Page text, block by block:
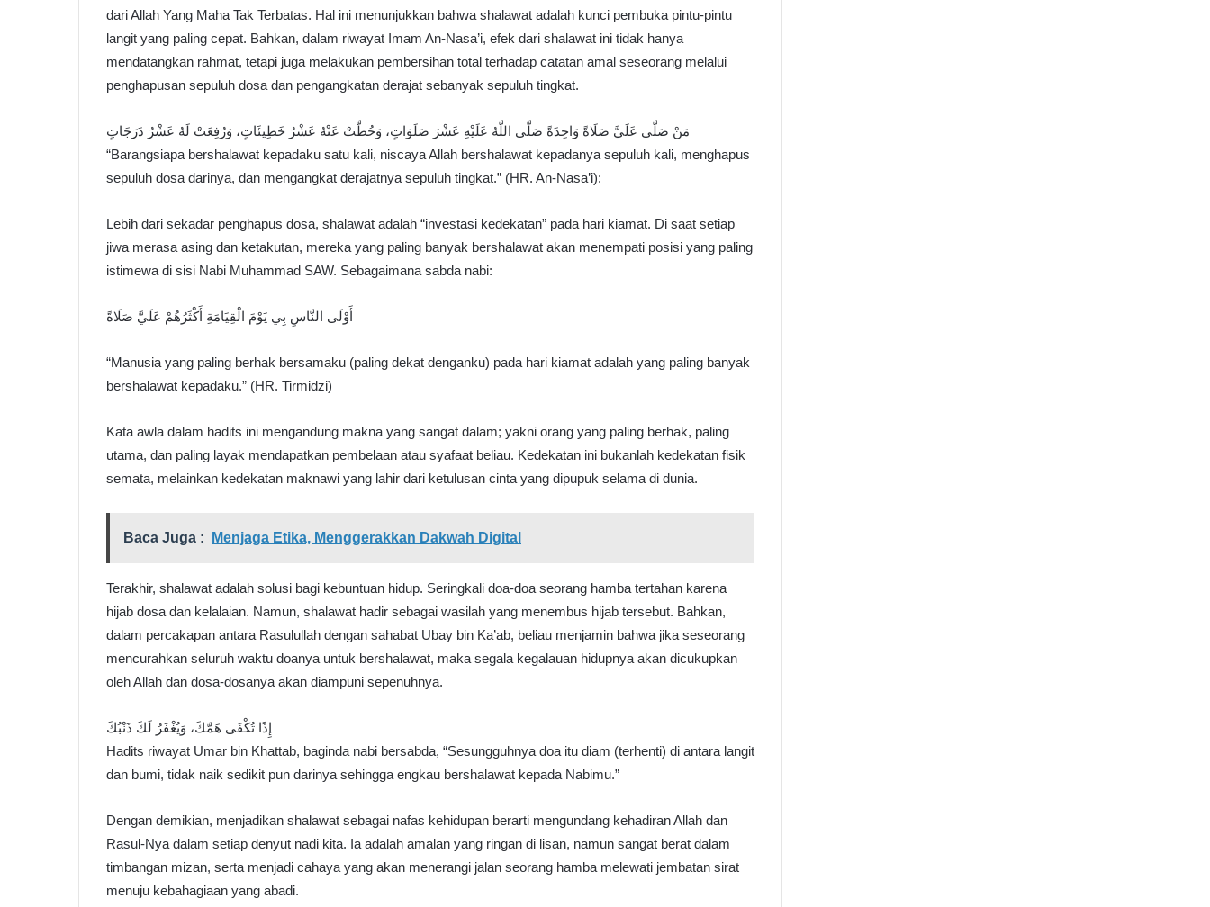
dari Allah Yang Maha Tak Terbatas. Hal ini menunjukkan bahwa shalawat adalah kunci pembuka pintu-pintu
langit yang paling cepat. Bahkan, dalam riwayat Imam An-Nasa’i, efek dari shalawat ini tidak hanya
mendatangkan rahmat, tetapi juga melakukan pembersihan total terhadap catatan amal seseorang melalui
penghapusan sepuluh dosa dan pengangkatan derajat sebanyak sepuluh tingkat.
مَنْ صَلَّى عَلَيَّ صَلَاةً وَاحِدَةً صَلَّى اللَّهُ عَلَيْهِ عَشْرَ صَلَوَاتٍ، وَحُطَّتْ عَنْهُ عَشْرُ خَطِيئَاتٍ، وَرُفِعَتْ لَهُ عَشْرُ دَرَجَاتٍ
“Barangsiapa bershalawat kepadaku satu kali, niscaya Allah bershalawat kepadanya sepuluh kali, menghapus
sepuluh dosa darinya, dan mengangkat derajatnya sepuluh tingkat.” (HR. An-Nasa’i):
Lebih dari sekadar penghapus dosa, shalawat adalah “investasi kedekatan” pada hari kiamat. Di saat setiap
jiwa merasa asing dan ketakutan, mereka yang paling banyak bershalawat akan menempati posisi yang paling
istimewa di sisi Nabi Muhammad SAW. Sebagaimana sabda nabi:
أَوْلَى النَّاسِ بِي يَوْمَ الْقِيَامَةِ أَكْثَرُهُمْ عَلَيَّ صَلَاةً
“Manusia yang paling berhak bersamaku (paling dekat denganku) pada hari kiamat adalah yang paling banyak
bershalawat kepadaku.” (HR. Tirmidzi)
Kata awla dalam hadits ini mengandung makna yang sangat dalam; yakni orang yang paling berhak, paling
utama, dan paling layak mendapatkan pembelaan atau syafaat beliau. Kedekatan ini bukanlah kedekatan fisik
semata, melainkan kedekatan maknawi yang lahir dari ketulusan cinta yang dipupuk selama di dunia.
Baca Juga : Menjaga Etika, Menggerakkan Dakwah Digital
Terakhir, shalawat adalah solusi bagi kebuntuan hidup. Seringkali doa-doa seorang hamba tertahan karena
hijab dosa dan kelalaian. Namun, shalawat hadir sebagai wasilah yang menembus hijab tersebut. Bahkan,
dalam percakapan antara Rasulullah dengan sahabat Ubay bin Ka’ab, beliau menjamin bahwa jika seseorang
mencurahkan seluruh waktu doanya untuk bershalawat, maka segala kegalauan hidupnya akan dicukupkan
oleh Allah dan dosa-dosanya akan diampuni sepenuhnya.
إِذًا تُكْفَى هَمَّكَ، وَيُغْفَرُ لَكَ ذَنْبُكَ
Hadits riwayat Umar bin Khattab, baginda nabi bersabda, “Sesungguhnya doa itu diam (terhenti) di antara langit
dan bumi, tidak naik sedikit pun darinya sehingga engkau bershalawat kepada Nabimu.”
Dengan demikian, menjadikan shalawat sebagai nafas kehidupan berarti mengundang kehadiran Allah dan
Rasul-Nya dalam setiap denyut nadi kita. Ia adalah amalan yang ringan di lisan, namun sangat berat dalam
timbangan mizan, serta menjadi cahaya yang akan menerangi jalan seorang hamba melewati jembatan sirat
menuju kebahagiaan yang abadi.